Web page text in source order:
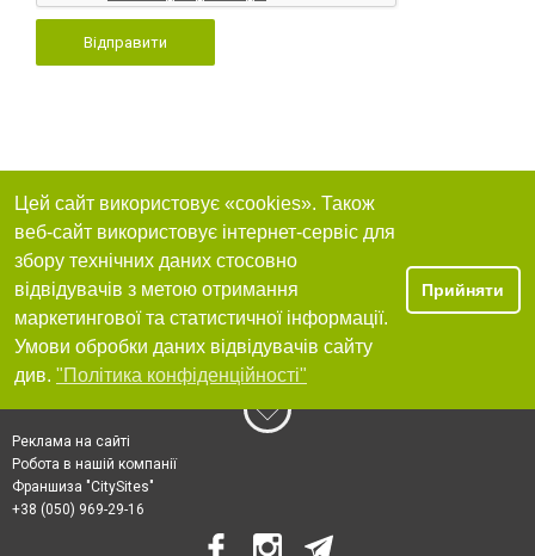
Відправити
Цей сайт використовує «cookies». Також
веб-сайт використовує інтернет-сервіс для
збору технічних даних стосовно
відвідувачів з метою отримання
маркетингової та статистичної інформації.
Умови обробки даних відвідувачів сайту
див. "Політика конфіденційності"
Прийняти
Реклама на сайті
Робота в нашій компанії
Франшиза "CitySites"
+38 (050) 969-29-16